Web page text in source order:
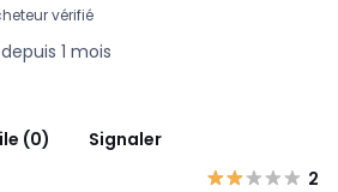
vérifié
1 mois
(0)
Signaler
2